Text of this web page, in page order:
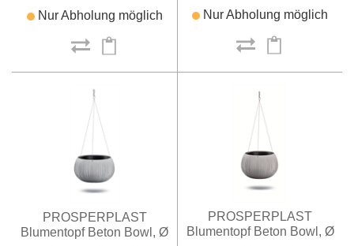
Nur Abholung möglich Nur Abholung möglich
PROSPERPLAST
Blumentopf Beton Bowl, Ø
PROSPERPLAST
Blumentopf Beton Bowl, Ø